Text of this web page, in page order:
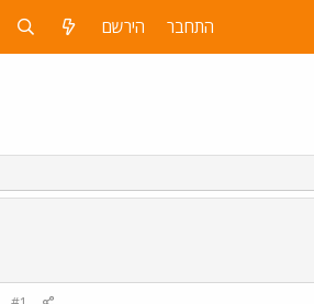
התחבר הירשם